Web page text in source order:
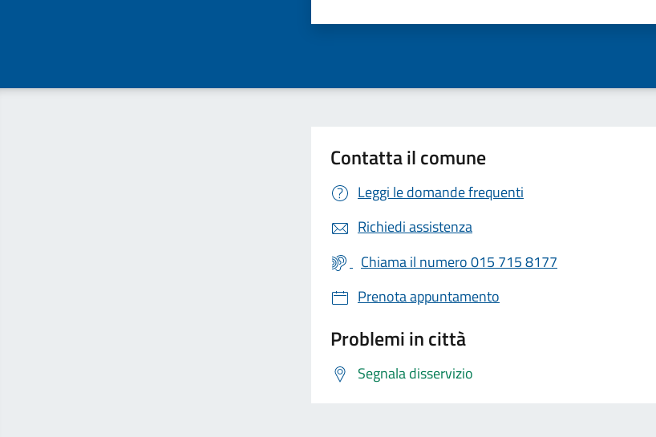
Contatta il comune
Leggi le domande frequenti
Richiedi assistenza
Chiama il numero 015 715 8177
Prenota appuntamento
Problemi in città
Segnala disservizio